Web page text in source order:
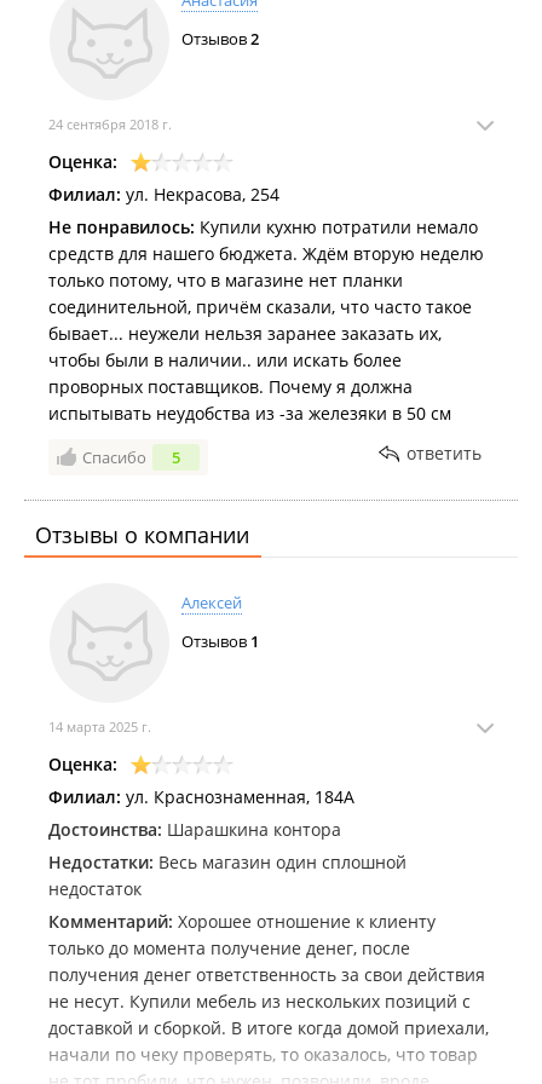
Отзывов2
24 сентября 2018 г.
Оценка:
Филиал: ул. Некрасова, 254
Не понравилось: Купили кухню потратили немало
средств для нашего бюджета. Ждём вторую неделю
только потому, что в магазине нет планки
соединительной, причём сказали, что часто такое
бывает... неужели нельзя заранее заказать их,
чтобы были в наличии.. или искать более
проворных поставщиков. Почему я должна
испытывать неудобства из -за железяки в 50 см
Спасибо 5 ответить
Отзывы о компании
Алексей
Отзывов 1
14 марта 2025 г.
Оценка:
Филиал: ул. Краснознаменная, 184А
Достоинства: Шарашкина контора
Недостатки: Весь магазин один сплошной
недостаток
Комментарий: Хорошее отношение к клиенту
только до момента получение денег, после
получения денег ответственность за свои действия
не несут. Купили мебель из нескольких позиций с
доставкой и сборкой. В итоге когда домой приехали,
начали по чеку проверять, то оказалось, что товар